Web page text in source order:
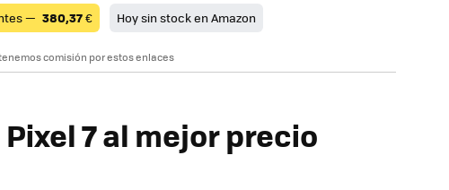
— 380,37€ Hoy sin stock en Amazon
comisión por estos enlaces
7 al mejor precio